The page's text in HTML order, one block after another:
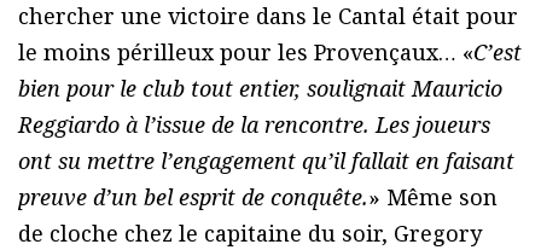
chercher une victoire dans le Cantal était pour
le moins périlleux pour les Provençaux… «C’est
bien pour le club tout entier, soulignait Mauricio
Reggiardo à l’issue de la rencontre. Les joueurs
ont su mettre l’engagement qu’il fallait en faisant
preuve d’un bel esprit de conquête.» Même son
de cloche chez le capitaine du soir, Gregory